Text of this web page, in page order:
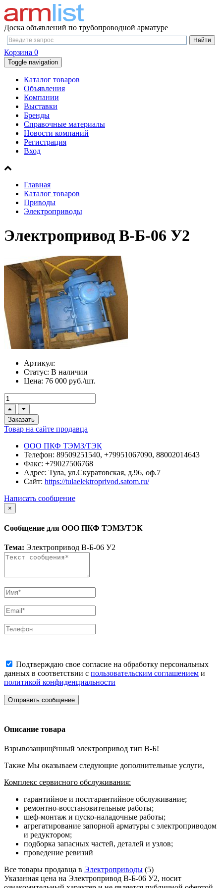
Доска объявлений по трубопроводной арматуре
Корзина 0
Toggle navigation
Каталог товаров
Объявления
Компании
Выставки
Бренды
Справочные материалы
Новости компаний
Регистрация
Вход
Главная
Каталог товаров
Приводы
Электроприводы
Электропривод В-Б-06 У2
Артикул:
Статус: В наличии
Цена: 76 000 руб./шт.
Заказать
Товар на сайте продавца
ООО ПКФ ТЭМЗ/ТЭК
Телефон: 89509251540, +79951067090, 88002014643
Факс: +79027506768
Адрес: Тула, ул.Скуратовская, д.96, оф.7
Сайт: https://tulaelektroprivod.satom.ru/
Написать сообщение
×
Сообщение для ООО ПКФ ТЭМЗ/ТЭК
Тема: Электропривод В-Б-06 У2
Подтверждаю свое согласие на обработку персональных
данных в соответствии с пользовательским соглашением и
политикой конфиденциальности
Отправить сообщение
Описание товара
Взрывозащищённый электропривод тип В-Б!
Также Мы оказываем следующие дополнительные услуги,
Комплекс сервисного обслуживания:
гарантийное и постгарантийное обслуживание;
ремонтно-восстановительные работы;
шеф-монтаж и пуско-наладочные работы;
агрегатирование запорной арматуры с электроприводом
и редуктором;
подборка запасных частей, деталей и узлов;
проведение ревизий
Все товары продавца в Электроприводы (5)
Указанная цена на Электропривод В-Б-06 У2, носит